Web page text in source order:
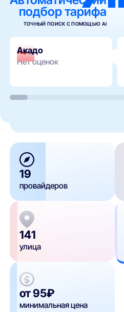
подбор тарифа
ТОЧНЫЙ ПОИСК С ПОМОЩЬЮ AI
Акадо
Нет оценок
19
провайдеров
141
улица
от 95₽
минимальная цена